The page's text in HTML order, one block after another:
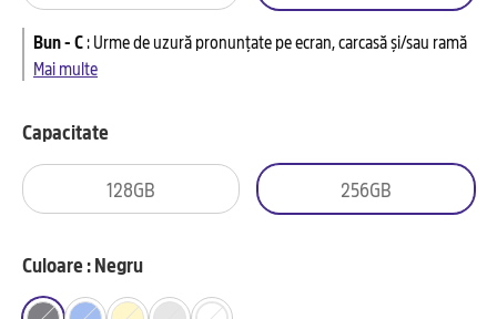
Bun - C:Urme de uzură pronunțate pe ecran, carcasă și/sau ramă
Mai multe
Capacitate
128GB 256GB
Culoare : Negru